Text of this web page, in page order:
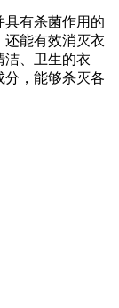
具有杀菌作用的
还能有效消灭衣
洁、卫生的衣
分，能够杀灭各